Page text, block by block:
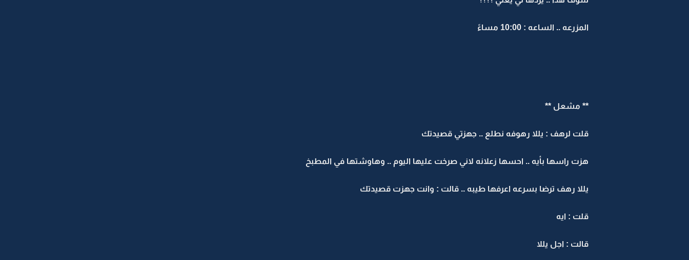
المزرعه .. الساعه : 10:00 مساءً
** مشعل **
قلت لرهف : يللا رهوفه نطلع .. جهزتي قصيدتك
هزت راسها بأيه .. احسها زعلانه لاني صرخت عليها اليوم .. وهاوشتها في المطبخ
يللا رهف ترضا بسرعه اعرفها طيبه .. قالت : وانت جهزت قصيدتك
قلت : ايه
قالت : اجل يللا